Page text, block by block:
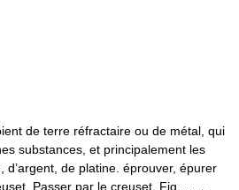
de terre réfractaire ou de métal, qui
substances, et principalement les
d’argent, de platine. éprouver, épurer
Passer par le creuset. Fig.,… …